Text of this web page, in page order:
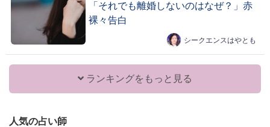
「それでも離婚しないのはなぜ？」赤
裸々告白
シークエンスはやとも
ランキングをもっと見る
人気の占い師